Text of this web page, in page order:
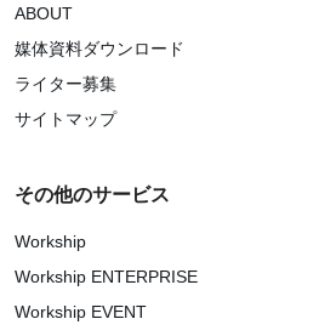
ABOUT
媒体資料ダウンロード
ライター募集
サイトマップ
その他のサービス
Workship
Workship ENTERPRISE
Workship EVENT